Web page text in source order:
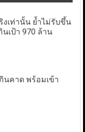
เท่านั้น ย้ำไม่รับขึ้น
เป้า 970 ล้าน
นคาด พร้อมเข้า